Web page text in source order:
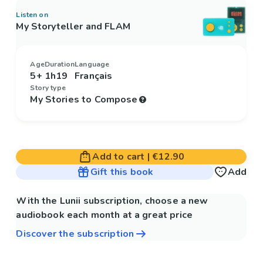
Listen on
My Storyteller and FLAM
Age
5+
Duration
1h19
Language
Français
Story type
My Stories to Compose
Add to cart | €12.90
Gift this book
Add
With the Lunii subscription, choose a new
audiobook each month at a great price
Discover the subscription